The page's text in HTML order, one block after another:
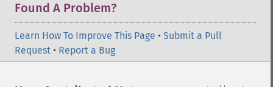
Found A Problem?
Learn How To Improve This Page • Submit a Pull
Request • Report a Bug